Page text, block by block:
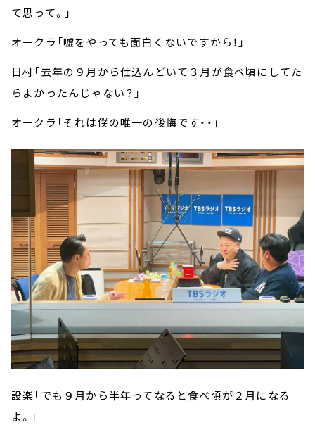
て思って。」
オークラ「嘘をやっても面白くないですから！」
日村「去年の９月から仕込んどいて３月が食べ頃にしてた
らよかったんじゃない？」
オークラ「それは僕の唯一の後悔です・・」
設楽「でも９月から半年ってなると食べ頃が２月になる
よ。」